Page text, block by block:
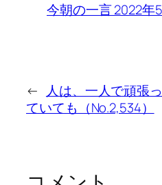
今朝の一言 2022年
←
人は、一人で頑張っ
ていても（No.2,534）